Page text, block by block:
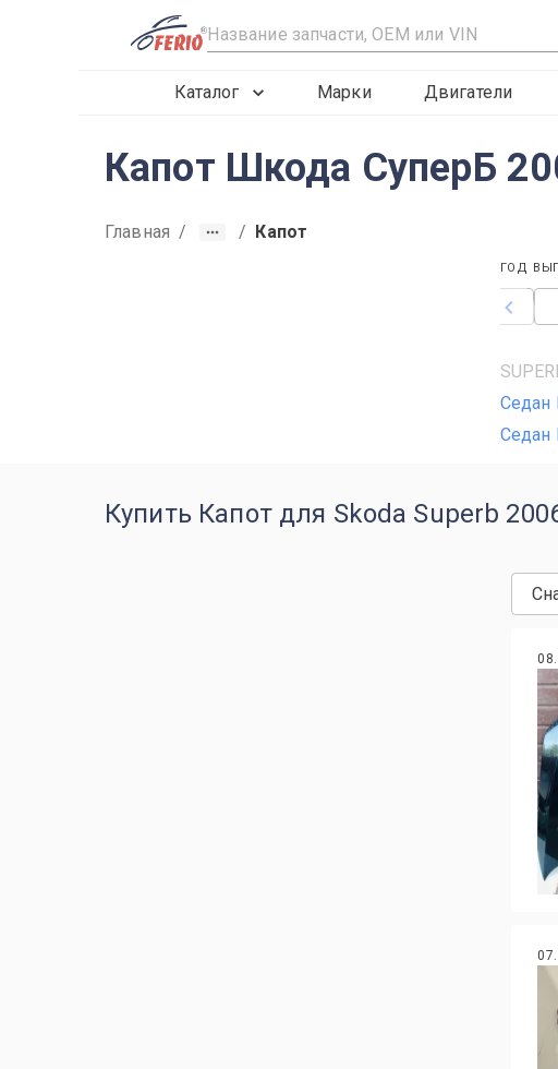
R
Каталог Марки Двигатели
Капот Шкода СуперБ
Главная / / Капот
ГОД
Седан
Седан
Купить Капот для Skoda Superb